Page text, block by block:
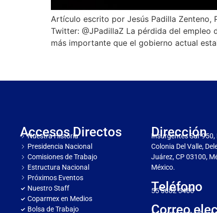
Artículo escrito por Jesús Padilla Zenteno,
Twitter: @JPadillaZ La pérdida del
más importante que el gobierno actual
Accesos Directos
Nuestra Historia
Presidencia Nacional
Comisiones de Trabajo
Estructura Nacional
Próximos Eventos
Nuestro Staff
Coparmex en Medios
Bolsa de Trabajo
Dirección
Insurgentes Sur 950,
Colonia Del Valle,
Juárez, CP 03100,
México.
Teléfono
55 5682 5466
Correo